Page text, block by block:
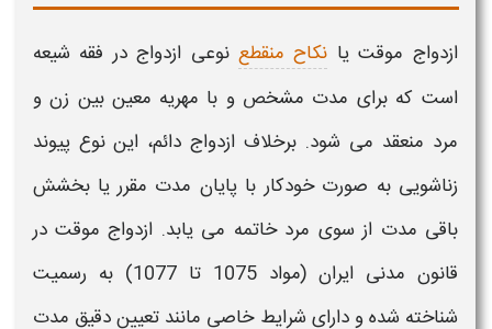
ازدواج موقت یا نکاح منقطع نوعی ازدواج در فقه شیعه
است که برای مدت مشخص و با مهریه معین بین زن و
مرد منعقد می شود. برخلاف ازدواج دائم، این نوع پیوند
زناشویی به صورت خودکار با پایان مدت مقرر یا بخشش
باقی مدت از سوی مرد خاتمه می یابد. ازدواج موقت در
قانون مدنی ایران (مواد 1075 تا 1077) به رسمیت
شناخته شده و دارای شرایط خاصی مانند تعیین دقیق مدت